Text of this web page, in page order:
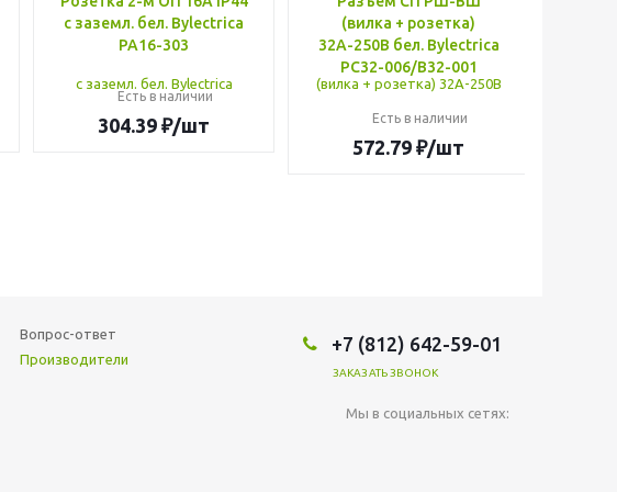
с заземл. бел. Bylectrica
РА16-303
Есть в наличии
304.39 ₽/шт
(вилка + розетка)
32А-250В бел. Bylectrica
РС32-006/В32-001
Есть в наличии
572.79 ₽/шт
Вопрос-ответ
Производители
+7 (812) 642-59-01
ЗАКАЗАТЬ ЗВОНОК
Мы в социальных сетях: